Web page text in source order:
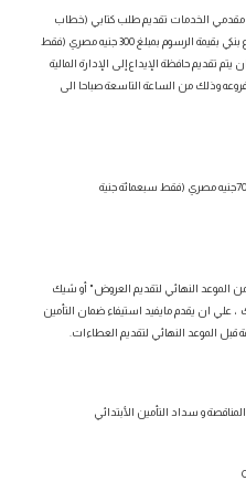
مقدمي الخدمات تقديم طلب كتابي (خطاب
بقيمة الرسوم بمبلغ 300
جنيه مصري (فقط
يتم تقديم حافظة الإيداع إلى الإدارة المالية
وذلك من الساعة التاسعة صباحا الى
700جنيه مصري (فقط سبعمائة جنية
يومًا على الأقل من الموعد النهائي لتقديم العروض" أو شيك
علي ان يقدم مايفيد استيفاء ضمان التأمين
قبل الموعد النهائي لتقديم العطاءات.
و سداد التأمين الأبتدائي